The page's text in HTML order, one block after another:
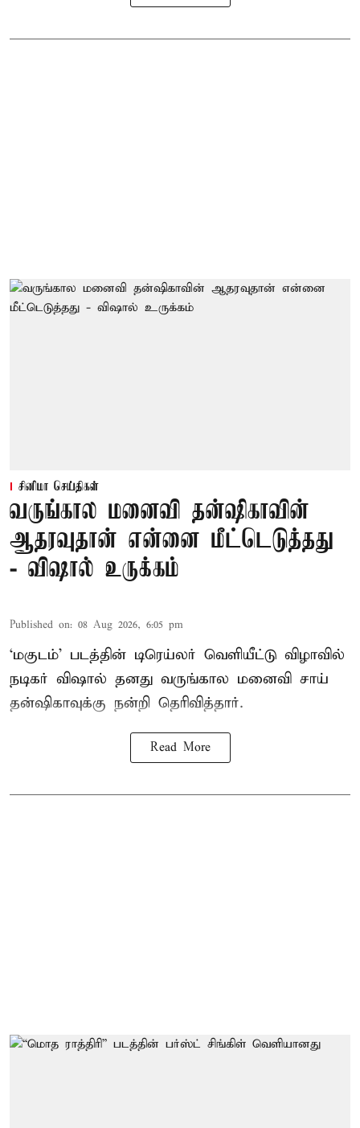
சினிமா செய்திகள்
வருங்கால மனைவி தன்ஷிகாவின்
ஆதரவுதான் என்னை மீட்டெடுத்தது
- விஷால் உருக்கம்
Published on: 08 Aug 2026, 6:05 pm
‘மகுடம்’ படத்தின் டிரெய்லர் வெளியீட்டு விழாவில்
நடிகர் விஷால் தனது வருங்கால மனைவி சாய்
தன்ஷிகாவுக்கு நன்றி தெரிவித்தார்.
Read More